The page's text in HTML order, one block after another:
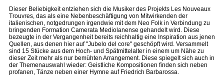
Dieser Beliebigkeit entziehen sich die Musiker des Projekts Les Nouveaux
Trouvres, das als eine Nebenbeschäftigung von Mitwirkenden der
italienischen, notgedrungen irgendwie mit dem Neo Folk in Verbindung zu
bringenden Formation Camerata Mediolanense gehandelt wird. Diese
bezeugte in der Vergangenheit bereits reichhaltig eine Inspiration aus jenen
Quellen, aus denen hier auf "Jubelo del core" geschöpft wird. Versammelt
sind 15 Stücke aus dem Hoch- und Spätmittelalter in einem um Nähe zu
dieser Zeit mehr als nur bemühten Arrangement. Diese spiegelt sich auch in
der Themenauswahl wieder: Geistliche Kompositionen finden sich neben
profanen, Tänze neben einer Hymne auf Friedrich Barbarossa.